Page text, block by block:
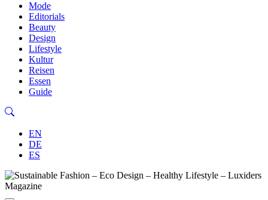
Mode
Editorials
Beauty
Design
Lifestyle
Kultur
Reisen
Essen
Guide
EN
DE
ES